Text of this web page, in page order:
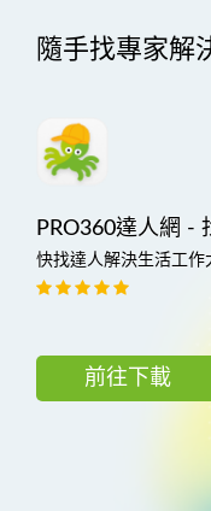
隨手找專家解
PRO360達人網 -
快找達人解決生活工作
前往下載